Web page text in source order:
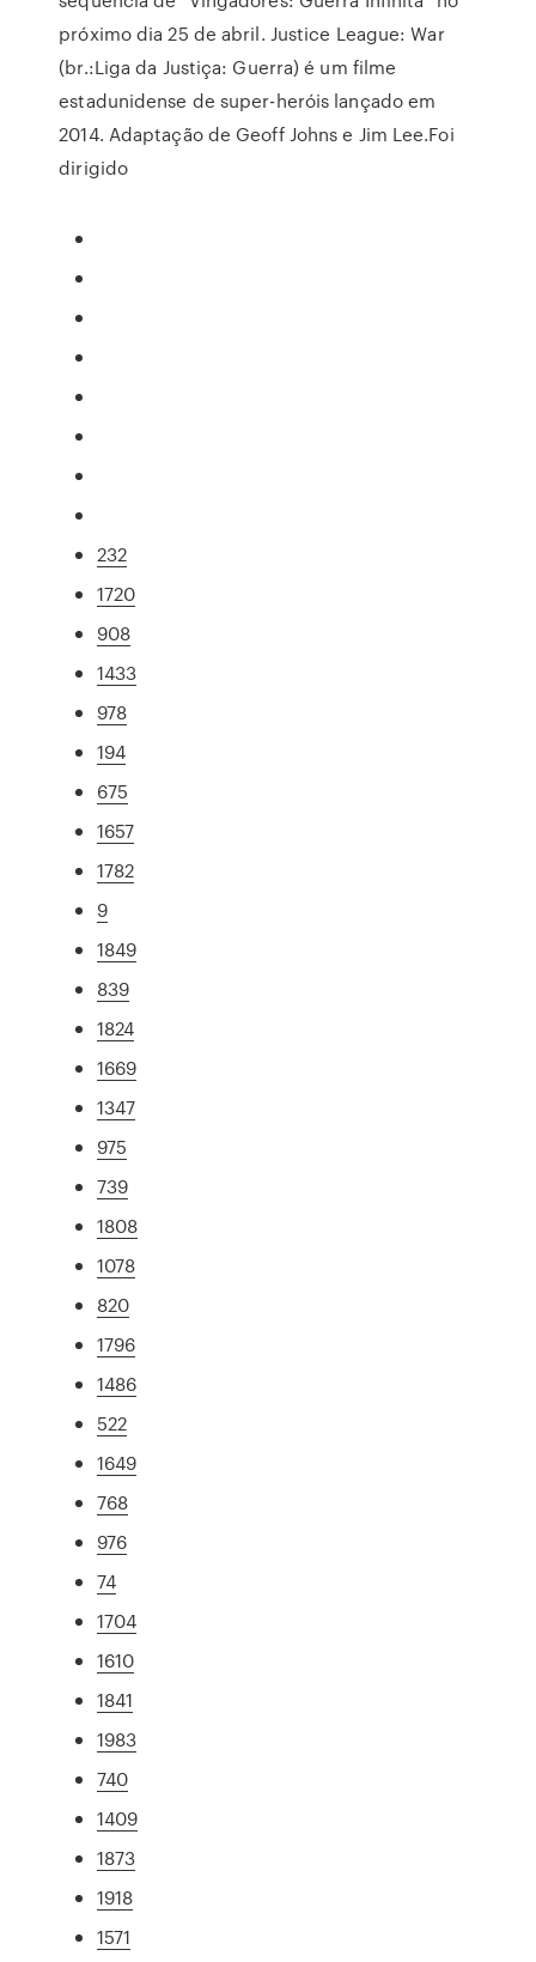
próximo dia 25 de abril. Justice League: War
(br.:Liga da Justiça: Guerra) é um filme
estadunidense de super-heróis lançado em
2014. Adaptação de Geoff Johns e Jim Lee.Foi
dirigido
232
1720
908
1433
978
194
675
1657
1782
9
1849
839
1824
1669
1347
975
739
1808
1078
820
1796
1486
522
1649
768
976
74
1704
1610
1841
1983
740
1409
1873
1918
1571